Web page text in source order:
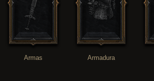
Armas Armadura